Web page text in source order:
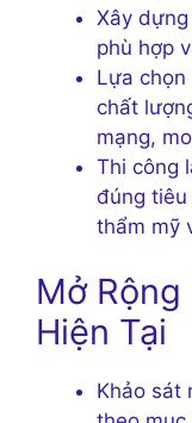
Xây
phù hợp
Lựa
chất
mạng,
Thi công
đúng
thẩm mỹ
Mở
Hiện Tại
Khảo sát